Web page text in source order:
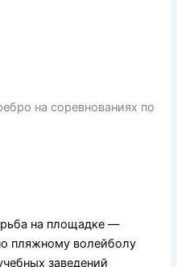
на соревнованиях по
на площадке —
пляжному волейболу
заведений